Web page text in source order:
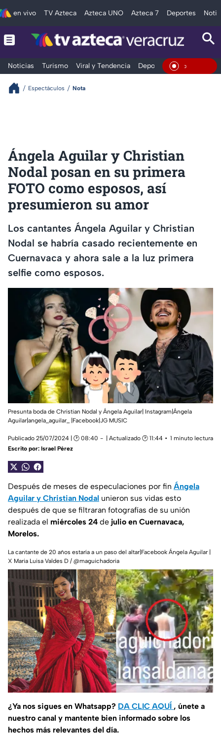
en vivo TV Azteca Azteca UNO Azteca 7 Deportes
Noticias Turismo Viral y Tendencia Deportes Espectáculos
En Vivo
Espectáculos Nota
Ángela Aguilar y Christian
Nodal posan en su primera
FOTO como esposos, así
presumieron su amor
Los cantantes Ángela Aguilar y Christian
Nodal se habría casado recientemente en
Cuernavaca y ahora sale a la luz primera
selfie como esposos.
Presunta boda de Christian Nodal y Ángela Aguilar| Instagram|Ángela
Aguilar|angela_aguilar_ |Facebook|JG MUSIC
Publicado 25/07/2024 | 🕑 08:40 | Actualizado 🕑 11:44
1 minuto lectura
Escrito por: Israel Pérez
Después de meses de especulaciones por fin Ángela
Aguilar y Christian Nodal unieron sus vidas esto
después de que se filtraran fotografías de su unión
realizada el miércoles 24 de julio en Cuernavaca,
Morelos.
La cantante de 20 años estaría a un paso del altar|Facebook Ángela Aguilar |
X Maria Luisa Valdes D / @maguichadoria
¿Ya nos sigues en Whatsapp? DA CLIC AQUÍ , únete a
nuestro canal y mantente bien informado sobre los
hechos más relevantes del día.